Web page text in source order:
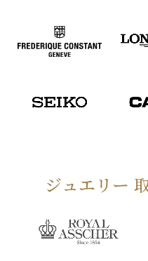
ジュエリー